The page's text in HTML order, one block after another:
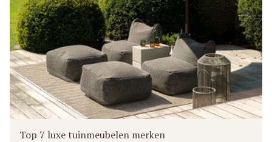
Top 7 luxe tuinmeubelen merken